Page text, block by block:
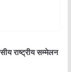
राष्ट्रीय सम्मेलन